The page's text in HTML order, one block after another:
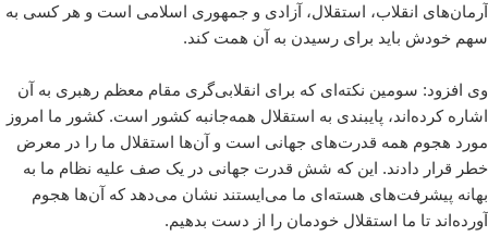
آرمان‌های انقلاب، استقلال، آزادی و جمهوری اسلامی است و هر کسی به
سهم خودش باید برای رسیدن به آن همت کند.
وی افزود: سومین نکته‌ای که برای انقلابی‌گری مقام معظم رهبری به آن
اشاره کرده‌اند، پایبندی به استقلال همه‌جانبه کشور است. کشور ما امروز
مورد هجوم همه قدرت‌های جهانی است و آن‌ها استقلال ما را در معرض
خطر قرار دادند. این که شش قدرت جهانی در یک صف علیه نظام ما به
بهانه پیشرفت‌های هسته‌ای ما می‌ایستند نشان می‌دهد که آن‌ها هجوم
آورده‌اند تا ما استقلال خودمان را از دست بدهیم.